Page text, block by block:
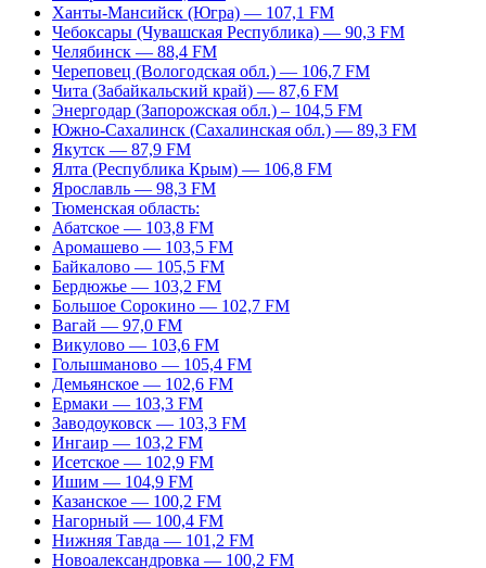
Ханты-Мансийск (Югра) — 107,1 FM
Чебоксары (Чувашская Республика) — 90,3 FM
Челябинск — 88,4 FM
Череповец (Вологодская обл.) — 106,7 FM
Чита (Забайкальский край) — 87,6 FM
Энергодар (Запорожская обл.) – 104,5 FM
Южно-Сахалинск (Сахалинская обл.) — 89,3 FM
Якутск — 87,9 FM
Ялта (Республика Крым) — 106,8 FM
Ярославль — 98,3 FM
Тюменская область:
Абатское — 103,8 FM
Аромашево — 103,5 FM
Байкалово — 105,5 FM
Бердюжье — 103,2 FM
Большое Сорокино — 102,7 FM
Вагай — 97,0 FM
Викулово — 103,6 FM
Голышманово — 105,4 FM
Демьянское — 102,6 FM
Ермаки — 103,3 FM
Заводоуковск — 103,3 FM
Ингаир — 103,2 FM
Исетское — 102,9 FM
Ишим — 104,9 FM
Казанское — 100,2 FM
Нагорный — 100,4 FM
Нижняя Тавда — 101,2 FM
Новоалександровка — 100,2 FM